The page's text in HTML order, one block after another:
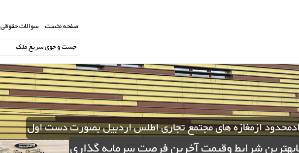
صفحه نخست سوالات حقوقی
ازمغازه های مجتمع تجاری اطلس اردبیل بصورت دست اول